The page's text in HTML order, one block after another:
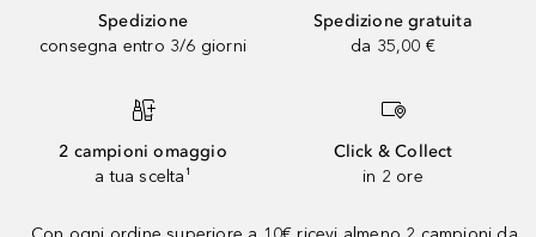
Spedizione
consegna entro 3/6 giorni
Spedizione gratuita
da 35,00 €
2 campioni omaggio
a tua scelta¹
Click & Collect
in 2 ore